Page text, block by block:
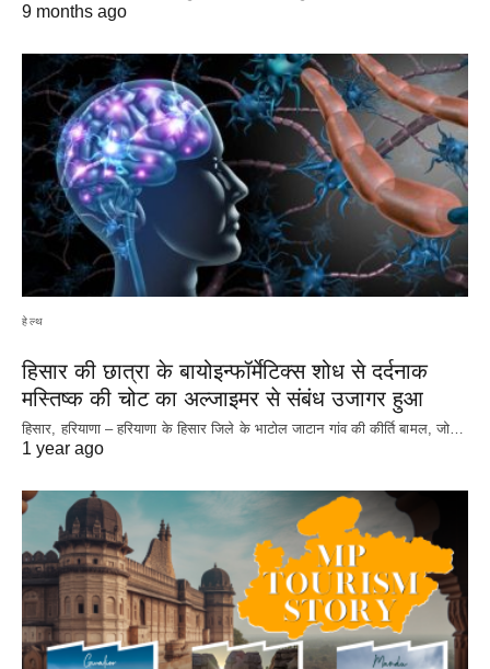
9 months ago
हेल्थ
हिसार की छात्रा के बायोइन्फॉर्मेटिक्स शोध से दर्दनाक
मस्तिष्क की चोट का अल्जाइमर से संबंध उजागर हुआ
हिसार, हरियाणा – हरियाणा के हिसार जिले के भाटोल जाटान गांव की कीर्ति बामल, जो…
1 year ago